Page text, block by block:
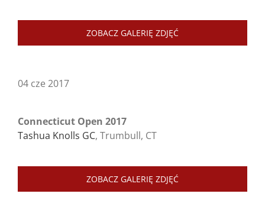
ZOBACZ GALERIĘ ZDJĘĆ
04 cze 2017
Connecticut Open 2017
Tashua Knolls GC, Trumbull, CT
ZOBACZ GALERIĘ ZDJĘĆ